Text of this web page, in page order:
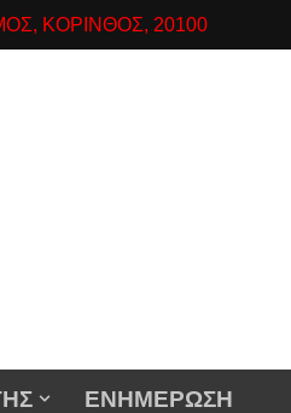
ΚΟΡΙΝΘΟΣ, 20100
ΕΝΗΜΕΡΩΣΗ